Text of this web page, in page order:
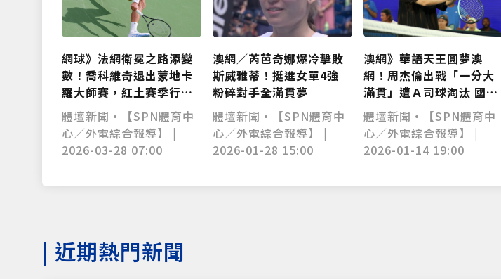
網球》法網衛冕之路添變
數！喬科維奇退出蒙地卡
羅大師賽，紅土賽季行程
成謎
體壇新聞•【SPN體育中
心／外電綜合報導】 |
2026-03-28 07:00
澳網／芮芭奇娜爆冷擊敗
斯威雅蒂！挺進女單4強
粉碎對手全滿貫夢
體壇新聞•【SPN體育中
心／外電綜合報導】 |
2026-01-28 15:00
澳網》華語天王圓夢澳
網！周杰倫出戰「一分大
滿貫」遭Ａ司球淘汰 國籍
標示意外掀議
體壇新聞•【SPN體育中
心／外電綜合報導】 |
2026-01-14 19:00
| 近期熱門新聞
僅必需的Cookies